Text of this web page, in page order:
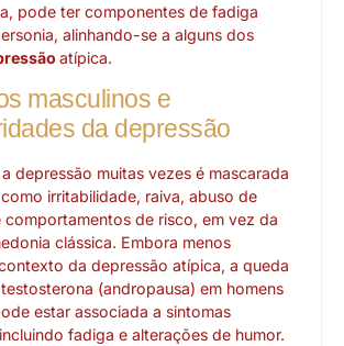
pode ter componentes de fadiga
alinhando-se a alguns dos
atípica.
masculinos e
da depressão
depressão muitas vezes é mascarada
irritabilidade, raiva, abuso de
comportamentos de risco, em vez da
clássica. Embora menos
da depressão atípica, a queda
(andropausa) em homens
estar associada a sintomas
fadiga e alterações de humor.